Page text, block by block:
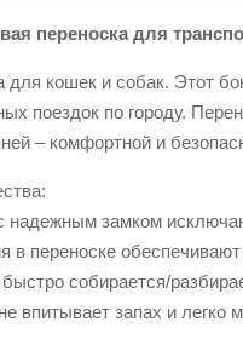
переноска для
для кошек и собак. Этот
поездок по городу.
– комфортной и
надежным замком
в переноске
быстро собирается/
впитывает запах и легко